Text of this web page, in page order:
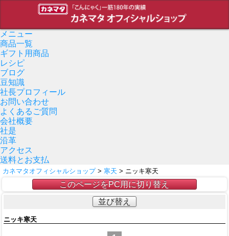
メニュー
商品一覧
ギフト用商品
レシピ
ブログ
豆知識
社長プロフィール
お問い合わせ
よくあるご質問
会社概要
社是
沿革
アクセス
送料とお支払
カネマタオフィシャルショップ> 寒天 > ニッキ寒天
このページをPC用に切り替え
並び替え
ニッキ寒天